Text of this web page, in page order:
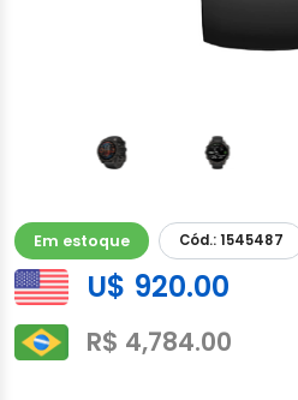
Em estoque Cód.: 1545487
U$ 920.00
R$ 4,784.00